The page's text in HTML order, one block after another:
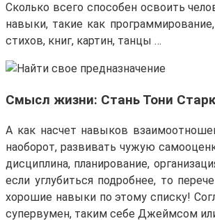
Сколько всего способен освоить
навыки, такие как
стихов, книг, картин, танцы …
Смысл жизни: Стань Тони
А как насчет навыков
наоборот, развивать чужую
дисциплина, планирование,
если углубиться подробнее, то
хорошие навыки по этому списку!
супервумен, таким себе Джеймсом